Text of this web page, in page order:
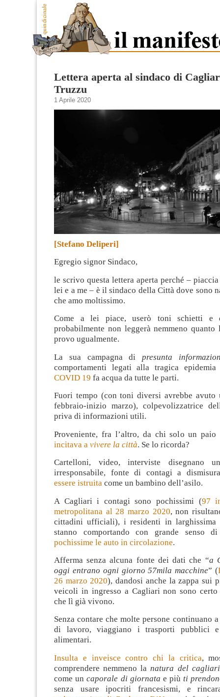
Lettera aperta al sindaco di
Truzzu
1 Aprile 2020
[Stefano Deliperi]
Egregio signor Sindaco,
le scrivo questa lettera aperta perché –
lei e a me – è il sindaco della Città dove sono
che amo moltissimo.
Come a lei piace, userò toni schietti
probabilmente non leggerà nemmeno
provo ugualmente.
La sua campagna di presunta
comportamenti legati alla tragica
COVID 19 fa acqua da tutte le parti.
Fuori tempo (con toni diversi avrebbe avuto
febbraio-inizio marzo), colpevolizzatrice
priva di informazioni utili.
Proveniente, fra l’altro, da chi solo un paio
incitava a vivere la città. Se lo ricorda?
Cartelloni, video, interviste disegnano
irresponsabile, fonte di contagi a
essere istruita come un bambino dell’asilo.
A Cagliari i contagi sono pochissimi (97
metropolitana al 28 marzo 2020, non
cittadini ufficiali), i residenti in larghissima
stanno comportando con grande senso di
pochissime le auto in circolazione.
Afferma senza alcuna fonte dei dati che “a
oggi entrano ogni giorno 57mila macchine” (
26 marzo 2020), dandosi anche la zappa sui
veicoli in ingresso a Cagliari non sono
che lì già vivono.
Senza contare che molte persone continuano
di lavoro, viaggiano i trasporti pubblici
alimentari.
Insulta e inveisce contro chi la critica,
comprendere nemmeno lanatura del
come uncaporale di giornata e piùti
senza usare ipocriti francesismi, e